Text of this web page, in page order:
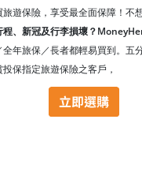
遊保險，享受最全面保障！不
程、新冠及行李損壞？
全年旅保／長者都輕易買到。五
保指定旅遊保險之客戶，